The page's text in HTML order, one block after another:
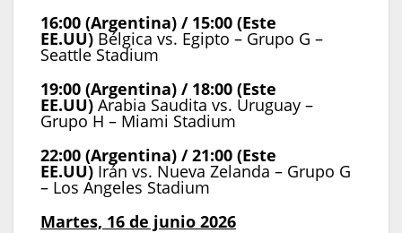
16:00 (Argentina) / 15:00 (Este
EE.UU) Bélgica vs. Egipto – Grupo G –
Seattle Stadium
19:00 (Argentina) / 18:00 (Este
EE.UU) Arabia Saudita vs. Uruguay –
Grupo H – Miami Stadium
22:00 (Argentina) / 21:00 (Este
EE.UU) Irán vs. Nueva Zelanda – Grupo G
– Los Angeles Stadium
Martes, 16 de junio 2026